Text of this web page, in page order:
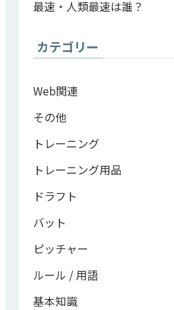
最速・人類最速は誰？
カテゴリー
Web関連
その他
トレーニング
トレーニング用品
ドラフト
バット
ピッチャー
ルール / 用語
基本知識